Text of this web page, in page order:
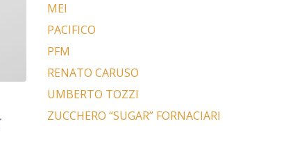
MEI
PACIFICO
PFM
RENATO CARUSO
UMBERTO TOZZI
ZUCCHERO “SUGAR” FORNACIARI